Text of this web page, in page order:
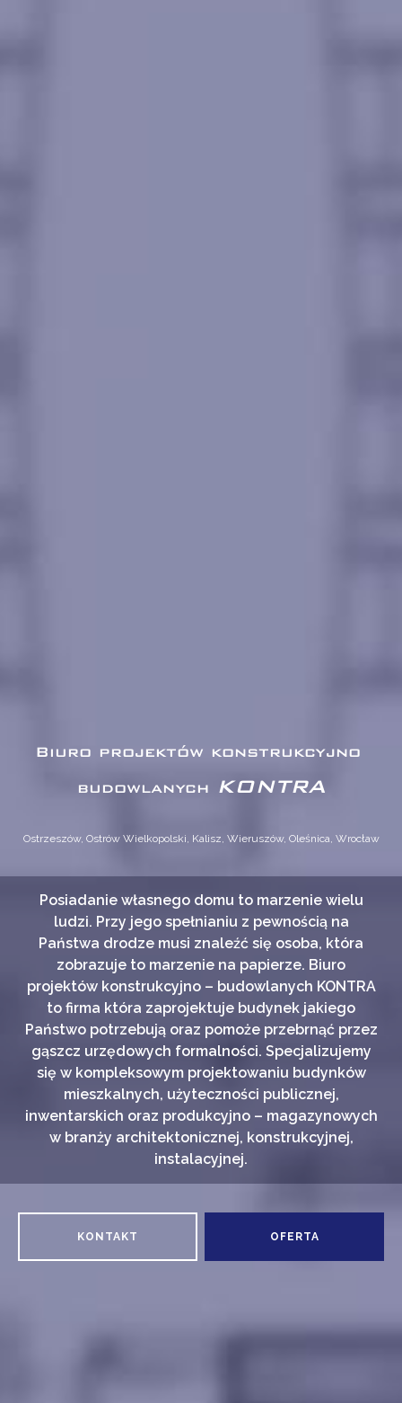
Biuro projektów konstrukcyjno ​
budowlanych KONTRA
Ostrzeszów, Ostrów Wielkopolski, Kalisz, Wieruszów, Oleśnica, Wrocław
Posiadanie własnego domu to marzenie wielu
ludzi. Przy jego spełnianiu z pewnością na
Państwa drodze musi znaleźć się osoba, która
zobrazuje to marzenie na papierze. Biuro
projektów konstrukcyjno – budowlanych KONTRA
to firma która zaprojektuje budynek jakiego
Państwo potrzebują oraz pomoże przebrnąć przez
gąszcz urzędowych formalności. Specjalizujemy
się w kompleksowym projektowaniu budynków
mieszkalnych, użyteczności publicznej,
inwentarskich oraz produkcyjno – magazynowych
w branży architektonicznej, konstrukcyjnej,
instalacyjnej.
KONTAKT OFERTA